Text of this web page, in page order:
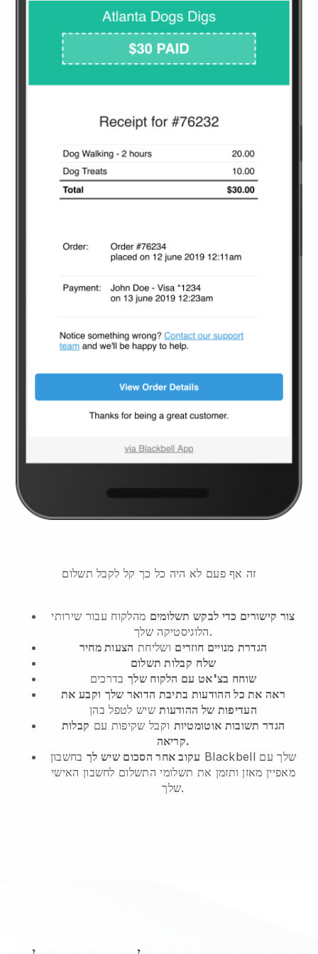
זה אף פעם לא היה כל כך קל לקבל תשלום
צור קישורים כדי לבקש תשלומים מהלקוח עבור שירותי
הלוגיסטיקה שלך.
הגדרת מנויים חוזרים ושליחת הצעות מחיר
שלח קבלות תשלום
שוחח בצ'אט עם הלקוח שלך בדרכים
ראה את כל ההודעות בתיבת הדואר שלך וקבע את
העדיפות של ההודעותשיש לטפל בהן
הגדר תשובות אוטומטיות וקבל שקיפות עם קבלות
קריאה.
עקוב אחר הסכום שיש לךבחשבון Blackbell שלך עם
מאפיין מאזן ותזמן את תשלומי התשלום לחשבון האישי
שלך.